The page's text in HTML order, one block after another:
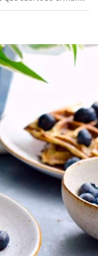
estar disfrutando de
improvisadas y